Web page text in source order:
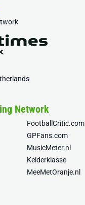
Network
FootballCritic.com
GPFans.com
MusicMeter.nl
Kelderklasse
MeeMetOranje.nl